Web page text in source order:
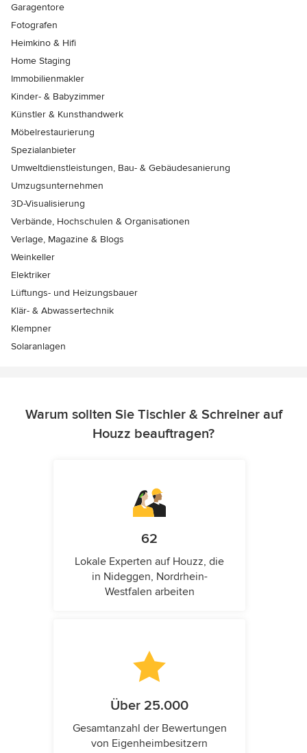
Garagentore
Fotografen
Heimkino & Hifi
Home Staging
Immobilienmakler
Kinder- & Babyzimmer
Künstler & Kunsthandwerk
Möbelrestaurierung
Spezialanbieter
Umweltdienstleistungen, Bau- & Gebäudesanierung
Umzugsunternehmen
3D-Visualisierung
Verbände, Hochschulen & Organisationen
Verlage, Magazine & Blogs
Weinkeller
Elektriker
Lüftungs- und Heizungsbauer
Klär- & Abwassertechnik
Klempner
Solaranlagen
Warum sollten Sie Tischler & Schreiner auf
Houzz beauftragen?
62
Lokale Experten auf Houzz, die
in Nideggen, Nordrhein-
Westfalen arbeiten
Über 25.000
Gesamtanzahl der Bewertungen
von Eigenheimbesitzern